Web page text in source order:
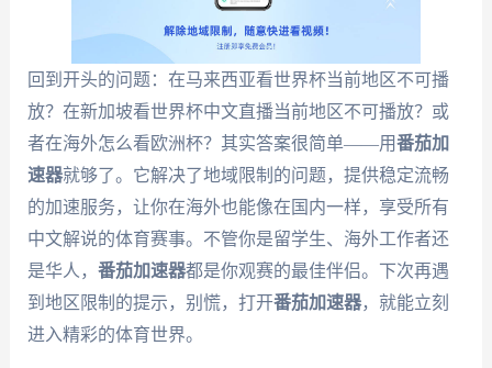
回到开头的问题：在马来西亚看世界杯当前地区不可播
放？在新加坡看世界杯中文直播当前地区不可播放？或
者在海外怎么看欧洲杯？其实答案很简单——用番茄加
速器就够了。它解决了地域限制的问题，提供稳定流畅
的加速服务，让你在海外也能像在国内一样，享受所有
中文解说的体育赛事。不管你是留学生、海外工作者还
是华人， 番茄加速器都是你观赛的最佳伴侣。下次再遇
到地区限制的提示，别慌，打开番茄加速器，就能立刻
进入精彩的体育世界。